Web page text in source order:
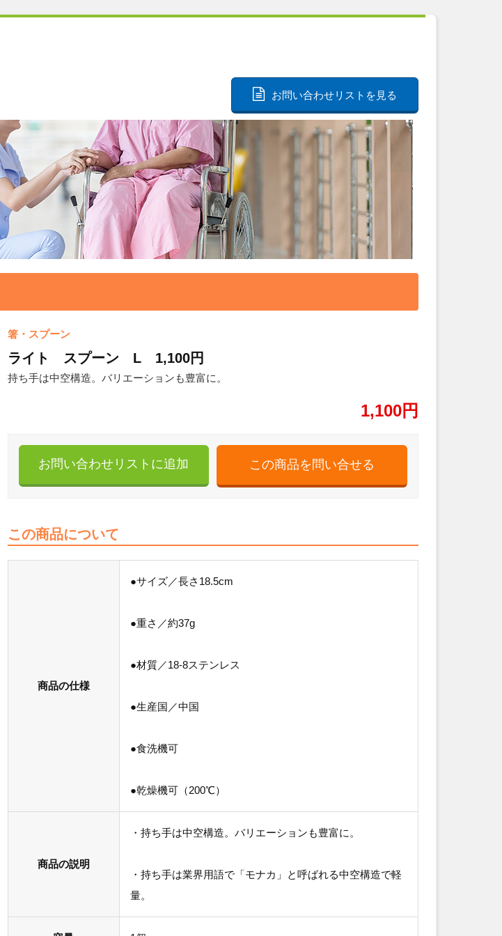
お問い合わせリストを見る
箸・スプーン
ライト スプーン L 1,100円
持ち手は中空構造。バリエーションも豊富に。
1,100円
お問い合わせリストに追加
この商品について
商品の仕様
●サイズ／長さ18.5cm
●重さ／約37g
●材質／18-8ステンレス
●生産国／中国
●食洗機可
●乾燥機可（200℃）
商品の説明
・持ち手は中空構造。バリエーションも豊富に。
・持ち手は業界用語で「モナカ」と呼ばれる中空構造で軽
量。